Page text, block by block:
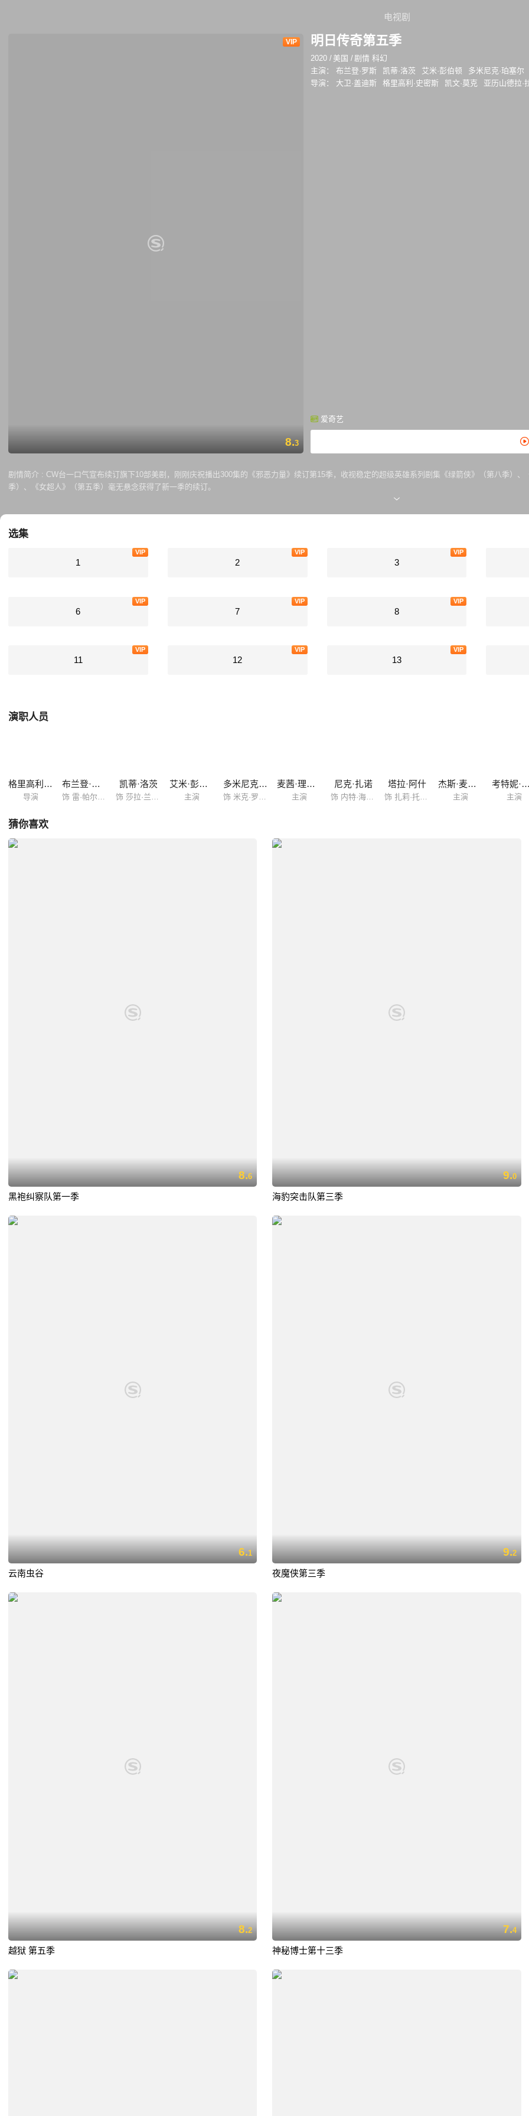
电视剧
VIP
8.3
明日传奇第五季
2020 / 美国 /剧情 科幻
主演：
布兰登·罗斯 凯蒂·洛茨 艾米·彭伯顿 多米尼克·珀塞尔
导演：
大卫·盖迪斯 格里高利·史密斯 凯文·莫克 亚历山德拉·
爱奇艺
剧情简介 : CW台一口气宣布续订旗下10部美剧，刚刚庆祝播出300集的《邪恶力量》续订第15季，收视稳定的超级英雄系列剧集《绿箭侠》（第八季）
季）、《女超人》（第五季）毫无悬念获得了新一季的续订。
选集
1
VIP
2
VIP
3
VIP
6
VIP
7
VIP
8
VIP
11
VIP
12
VIP
13
VIP
演职人员
格里高利·史密斯
导演
布兰登·罗斯
饰 雷·帕尔默/原子侠
凯蒂·洛茨
饰 莎拉·兰斯/白金丝雀
艾米·彭伯顿
主演
多米尼克·珀塞尔
饰 米克·罗里/热浪
麦茜·理查森·塞勒斯
主演
尼克·扎诺
饰 内特·海伍德
塔拉·阿什
饰 扎莉·托马兹
杰斯·麦卡兰
主演
考特妮·福特
主演
猜你喜欢
8.6
黑袍纠察队第一季
9.0
海豹突击队第三季
6.1
云南虫谷
9.2
夜魔侠第三季
8.2
越狱 第五季
7.4
神秘博士第十三季